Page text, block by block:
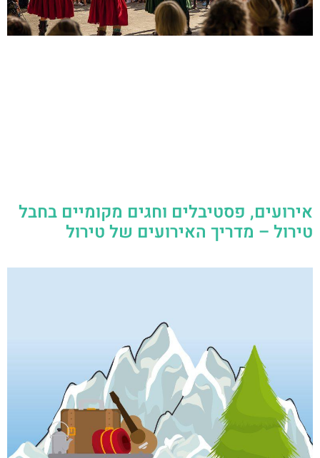
אירועים, פסטיבלים וחגים מקומיים בחבל
טירול – מדריך האירועים של טירול